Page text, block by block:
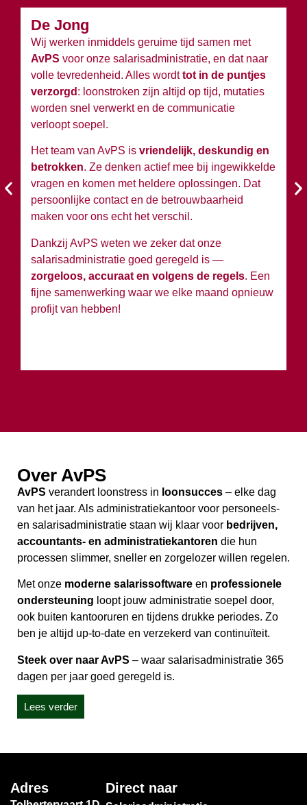
De Jong
Wij werken inmiddels geruime tijd samen met
AvPS voor onze salarisadministratie, en dat naar
volle tevredenheid. Alles wordttot in de puntjes
verzorgd : loonstroken zijn altijd op tijd, mutaties
worden snel verwerkt en de communicatie
verloopt soepel.
Het team van AvPS is vriendelijk, deskundig en
betrokken. Ze denken actief mee bij ingewikkelde
vragen en komen met heldere oplossingen. Dat
persoonlijke contact en de betrouwbaarheid
maken voor ons echt het verschil.
Dankzij AvPS weten we zeker dat onze
salarisadministratie goed geregeld is —
zorgeloos, accuraat en volgens de regels. Een
fijne samenwerking waar we elke maand opnieuw
profijt van hebben!
Over AvPS
AvPS verandert loonstress in loonsucces – elke dag
van het jaar. Als administratiekantoor voor personeels-
en salarisadministratie staan wij klaar voor bedrijven,
accountants- en administratiekantoren die hun
processen slimmer, sneller en zorgelozer willen regelen.
Met onze moderne salarissoftware en professionele
ondersteuning loopt jouw administratie soepel door,
ook buiten kantooruren en tijdens drukke periodes. Zo
ben je altijd up-to-date en verzekerd van continuïteit.
Steek over naar AvPS – waar salarisadministratie 365
dagen per jaar goed geregeld is.
Lees verder
Adres Direct naar